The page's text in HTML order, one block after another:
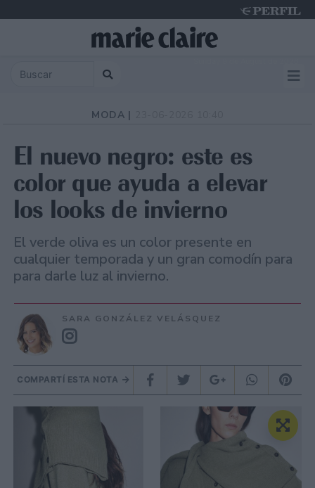
MODA |
El nuevo negro: este es
color que ayuda a elevar
los looks de invierno
El verde oliva es un color presente en
cualquier temporada y un gran comodín para
para darle luz al invierno.
SARA GONZÁLEZ VELÁSQUEZ
COMPARTÍ ESTA NOTA